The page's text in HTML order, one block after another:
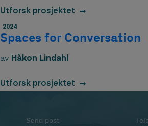
Utforsk prosjektet
2024
Spaces for Conversation
av Håkon Lindahl
Utforsk prosjektet
Send post